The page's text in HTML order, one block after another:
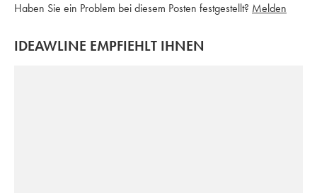
Haben Sie ein Problem bei diesem Posten festgestellt? Melden
IDEAWLINE EMPFIEHLT IHNEN